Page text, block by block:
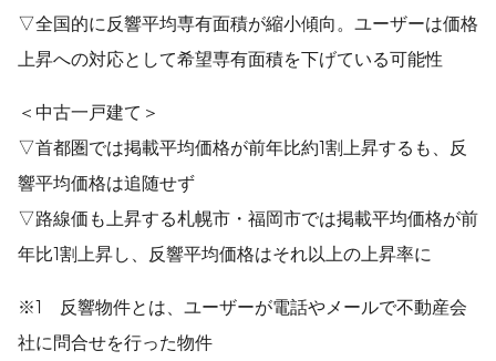
▽全国的に反響平均専有面積が縮小傾向。ユーザーは価格
上昇への対応として希望専有面積を下げている可能性
＜中古一戸建て＞
▽首都圏では掲載平均価格が前年比約1割上昇するも、反
響平均価格は追随せず
▽路線価も上昇する札幌市・福岡市では掲載平均価格が前
年比1割上昇し、反響平均価格はそれ以上の上昇率に
※1 反響物件とは、ユーザーが電話やメールで不動産会
社に問合せを行った物件